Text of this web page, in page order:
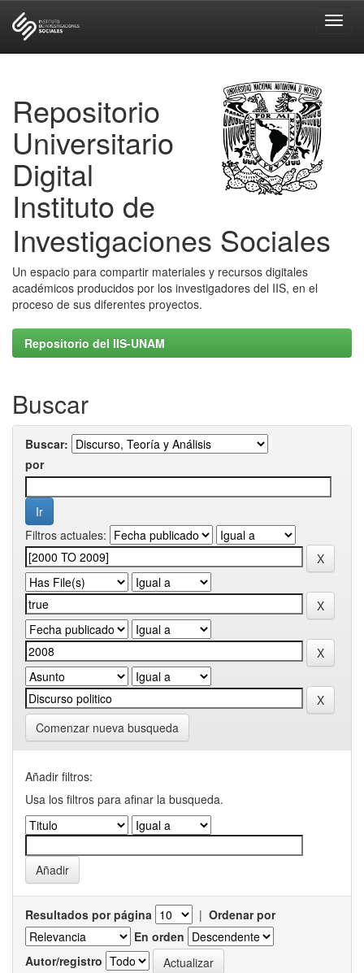
Repositorio
Universitario
Digital
Instituto de
Investigaciones Sociales
Un espacio para compartir materiales y recursos digitales
académicos producidos por los investigadores del IIS, en el
proceso de sus diferentes proyectos.
Repositorio del IIS-UNAM
Buscar
Buscar:
por
Filtros actuales:
Comenzar nueva busqueda
Añadir filtros:
Usa los filtros para afinar la busqueda.
Resultados por página | Ordenar por
En orden
Autor/registro